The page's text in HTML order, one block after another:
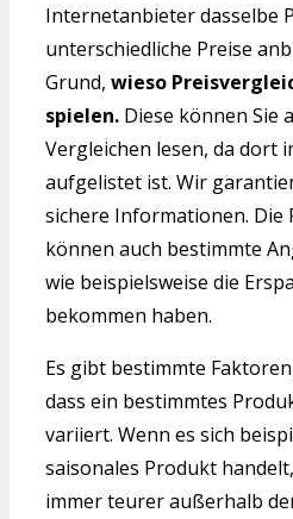
Internetanbieter dasselbe
unterschiedliche Preise
Grund, wieso
spielen. Diese können Sie
Vergleichen lesen, da dort
aufgelistet ist. Wir
sichere Informationen. Die
können auch bestimmte
wie beispielsweise die
bekommen haben.
Es gibt bestimmte
dass ein bestimmtes
variiert. Wenn es sich
saisonales Produkt
immer teurer außerhalb